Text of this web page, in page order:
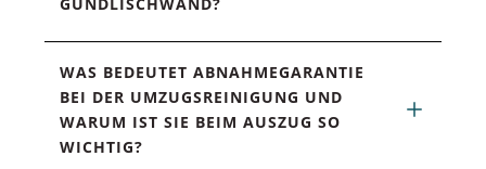
WAS BEDEUTET ABNAHMEGARANTIE
BEI DER UMZUGSREINIGUNG UND
WARUM IST SIE BEIM AUSZUG SO
WICHTIG?